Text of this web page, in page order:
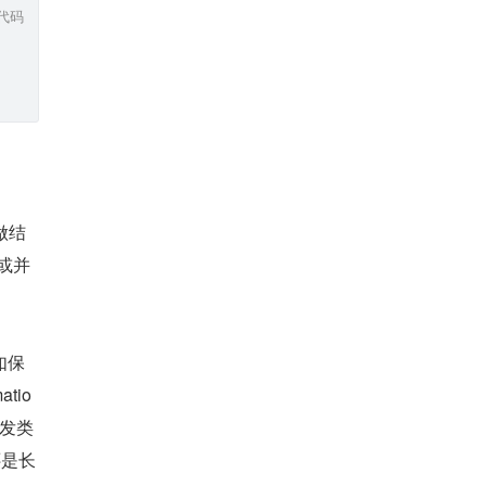
码
结
并
保
类
长